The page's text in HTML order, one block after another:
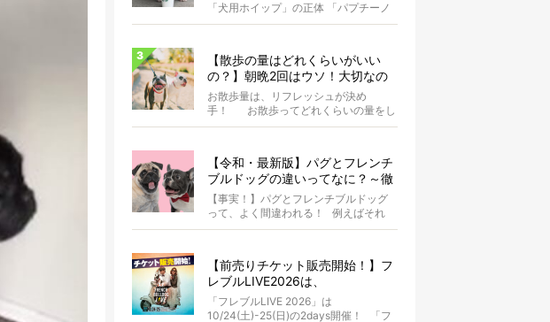
「犬用ホイップ」の正体 「パプチーノ
（Puppuccino）」とは、紙コッ...
【散歩の量はどれくらいがいい
の？】朝晩2回はウソ！大切なの
は運動量より「リフレッシュ」〜
お散歩にまつわる疑問FAQつき〜
お散歩量は、リフレッシュが決め
手！ お散歩ってどれくらいの量をし
たらいいのか迷いませんか？ よ...
【令和・最新版】パグとフレンチ
ブルドッグの違いってなに？～徹
底解説～
【事実！】パグとフレンチブルドッグ
って、よく間違われる！ 例えばそれ
は、愛ブヒとのお散歩中。 &...
【前売りチケット販売開始！】フ
レブルLIVE2026は、
10/24(土)-25(日)開催！フレブル
だらけのキャンプ・前夜祭・バス
「フレブルLIVE 2026」は
10/24(土)-25(日)の2days開催！ 「フ